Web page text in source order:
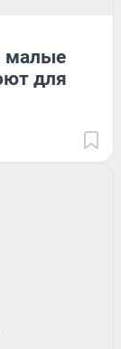
малые
для